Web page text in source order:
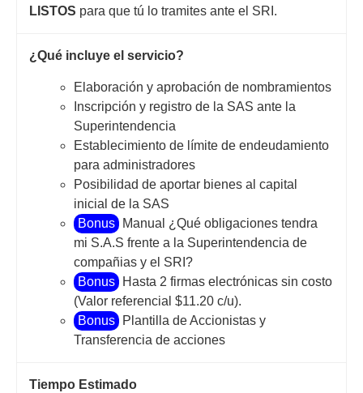
LISTOS para que tú lo tramites ante el SRI.
¿Qué incluye el servicio?
Elaboración y aprobación de nombramientos
Inscripción y registro de la SAS ante la
Superintendencia
Establecimiento de límite de endeudamiento
para administradores
Posibilidad de aportar bienes al capital
inicial de la SAS
Bonus
Manual ¿Qué obligaciones tendra
mi S.A.S frente a la Superintendencia de
compañias y el SRI?
Bonus
Hasta 2 firmas electrónicas sin costo
(Valor referencial $11.20 c/u).
Bonus
Plantilla de Accionistas y
Transferencia de acciones
Tiempo Estimado